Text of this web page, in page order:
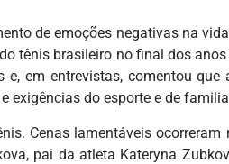
de emoções negativas na
tênis brasileiro no final dos
em entrevistas, comentou
exigências do esporte e de
Cenas lamentáveis
pai da atleta Kateryna